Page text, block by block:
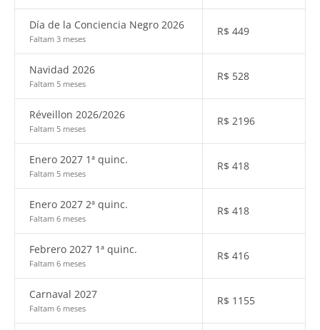
Día de la Conciencia Negro 2026
Faltam 3 meses
R$ 449
Navidad 2026
Faltam 5 meses
R$ 528
Réveillon 2026/2026
Faltam 5 meses
R$ 2196
Enero 2027 1ª quinc.
Faltam 5 meses
R$ 418
Enero 2027 2ª quinc.
Faltam 6 meses
R$ 418
Febrero 2027 1ª quinc.
Faltam 6 meses
R$ 416
Carnaval 2027
Faltam 6 meses
R$ 1155